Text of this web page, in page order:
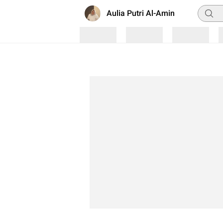
Aulia Putri Al-Amin